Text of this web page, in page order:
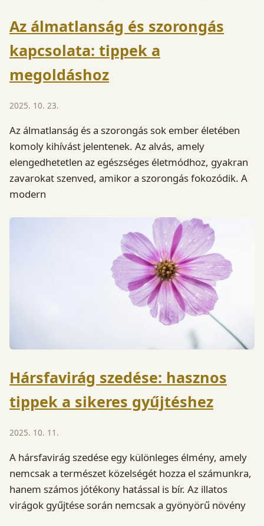
Az álmatlanság és szorongás
kapcsolata: tippek a
megoldáshoz
2025. 10. 23.
Az álmatlanság és a szorongás sok ember életében
komoly kihívást jelentenek. Az alvás, amely
elengedhetetlen az egészséges életmódhoz, gyakran
zavarokat szenved, amikor a szorongás fokozódik. A
modern
Hársfavirág szedése: hasznos
tippek a sikeres gyűjtéshez
2025. 10. 11.
A hársfavirág szedése egy különleges élmény, amely
nemcsak a természet közelségét hozza el számunkra,
hanem számos jótékony hatással is bír. Az illatos
virágok gyűjtése során nemcsak a gyönyörű növény